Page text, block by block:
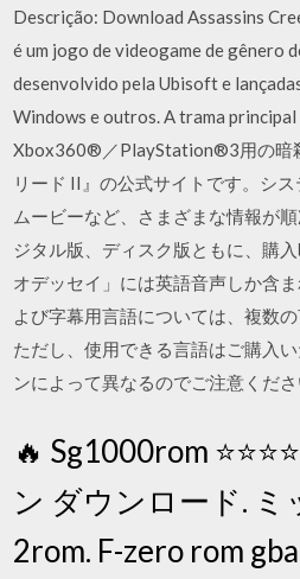
Descrição: Download Assassins
é um jogo de videogame de gênero
desenvolvido pela Ubisoft e
Windows e outros. A trama
Xbox360®／PlayStation®3用の暗
リード II』の公式サイトです。シス
ムービーなど、さまざまな情報が
ジタル版、ディスク版ともに、購
オデッセイ」には英語音声しか含
よび字幕用言語については、複数
ただし、使用できる言語はご購入
ンによって異なるのでご注意くださ
🔥 Sg1000rom
ン ダウンロード. ミ
2rom. F-zero rom